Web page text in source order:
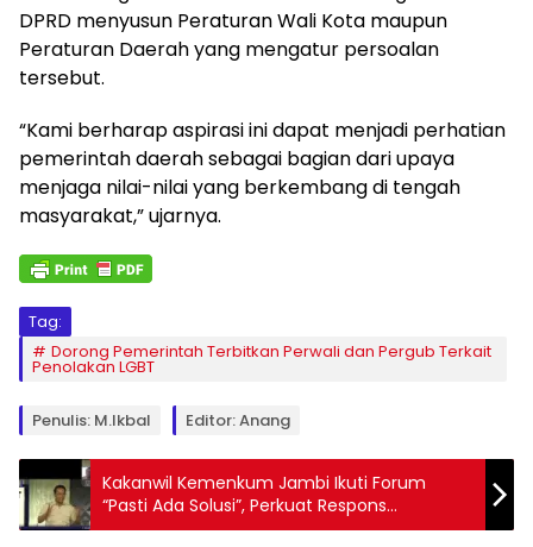
DPRD menyusun Peraturan Wali Kota maupun
Peraturan Daerah yang mengatur persoalan
tersebut.
“Kami berharap aspirasi ini dapat menjadi perhatian
pemerintah daerah sebagai bagian dari upaya
menjaga nilai-nilai yang berkembang di tengah
masyarakat,” ujarnya.
Tag:
Dorong Pemerintah Terbitkan Perwali dan Pergub Terkait
Penolakan LGBT
Penulis: M.Ikbal Editor: Anang
Kakanwil Kemenkum Jambi Ikuti Forum
“Pasti Ada Solusi”, Perkuat Respons
Pengaduan dan Layanan Publik